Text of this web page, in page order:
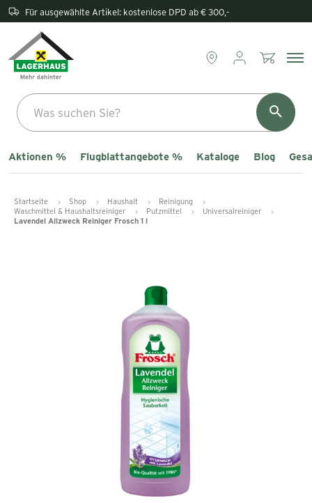
Rückgabe direkt im Lagerhaus
Aktionen % Flugblattangebote % Kataloge Blog
Startseite Shop Haushalt
Reinigung
Waschmittel & Haushaltsreiniger
Putzmittel
Universalreiniger
Lavendel Allzweck Reiniger Frosch 1 l